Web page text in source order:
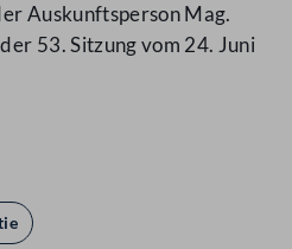
Auskunftsperson Mag.
53. Sitzung vom 24. Juni